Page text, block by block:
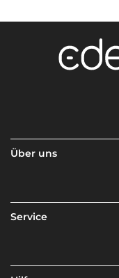
Über uns
Service